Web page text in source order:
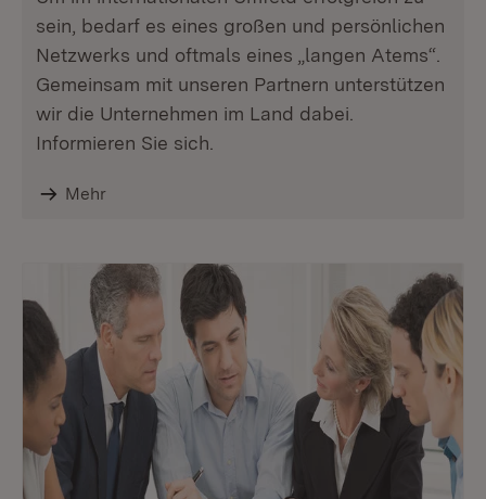
sein, bedarf es eines großen und persönlichen
Netzwerks und oftmals eines „langen Atems“.
Gemeinsam mit unseren Partnern unterstützen
wir die Unternehmen im Land dabei.
Informieren Sie sich.
Mehr